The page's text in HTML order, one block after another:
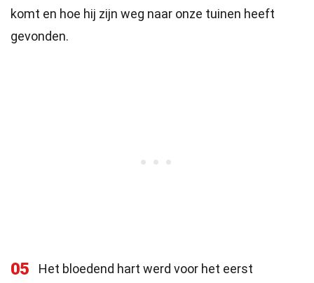
komt en hoe hij zijn weg naar onze tuinen heeft
gevonden.
05
Het bloedend hart werd voor het eerst